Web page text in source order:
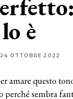
è
24 OTTOBRE 2022
amare questo
perché sembra